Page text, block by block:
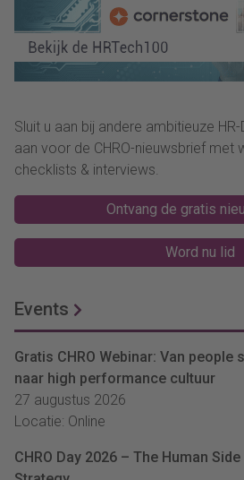
Sluit u aan bij andere ambitieuze
aan voor de CHRO-nieuwsbrief met
checklists & interviews.
Ontvang de gratis
Word nu lid
Events
Gratis CHRO Webinar: Van people
naar high performance cultuur
27 augustus 2026
Locatie: Online
CHRO Day 2026 – The Human